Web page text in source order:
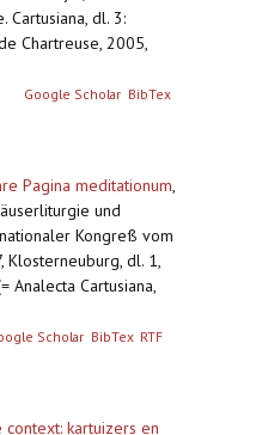
Cartusiana, dl. 3:
Chartreuse, 2005,
Google Scholar BibTex
Pagina meditationum,
und
Kongreß vom
Klosterneuburg, dl. 1,
Analecta Cartusiana,
Scholar BibTex RTF
kartuizers en